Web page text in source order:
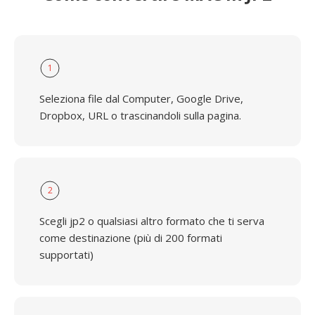
1
Seleziona file dal Computer, Google Drive,
Dropbox, URL o trascinandoli sulla pagina.
2
Scegli jp2 o qualsiasi altro formato che ti serva
come destinazione (più di 200 formati
supportati)